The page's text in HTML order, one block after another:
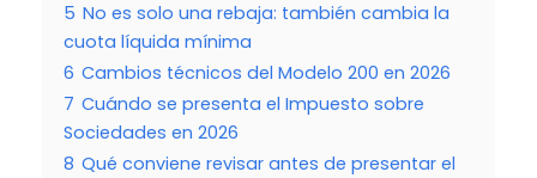
5 No es solo una rebaja: también cambia la
cuota líquida mínima
6 Cambios técnicos del Modelo 200 en 2026
7 Cuándo se presenta el Impuesto sobre
Sociedades en 2026
8 Qué conviene revisar antes de presentar el